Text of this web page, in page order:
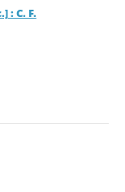
: C. F.